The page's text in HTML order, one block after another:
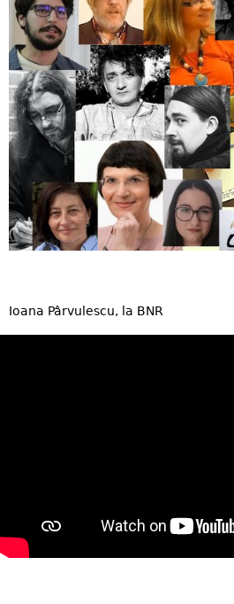
Ioana Pârvulescu, la BNR